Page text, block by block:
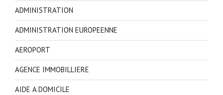
ADMINISTRATION
ADMINISTRATION EUROPEENNE
AEROPORT
AGENCE IMMOBILLIERE
AIDE A DOMICILE